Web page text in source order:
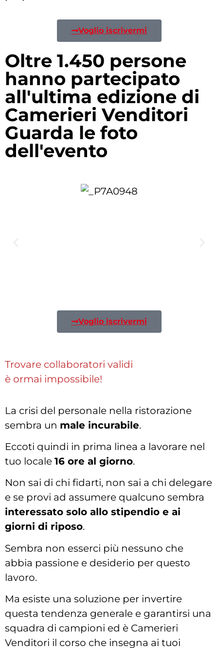
Voglio iscrivermi
Oltre 1.450 persone
hanno partecipato
all'ultima edizione di
Camerieri Venditori
Guarda le foto
dell'evento
Voglio iscrivermi
Trovare collaboratori validi
è ormai impossibile!
La crisi del personale nella ristorazione
sembra un male incurabile.
Eccoti quindi in prima linea a lavorare nel
tuo locale 16 ore al giorno.
Non sai di chi fidarti, non sai a chi delegare
e se provi ad assumere qualcuno sembra
interessato solo allo stipendio e ai
giorni di riposo.
Sembra non esserci più nessuno che
abbia passione e desiderio per questo
lavoro.
Ma esiste una soluzione per invertire
questa tendenza generale e garantirsi una
squadra di campioni ed è Camerieri
Venditori il corso che insegna ai tuoi